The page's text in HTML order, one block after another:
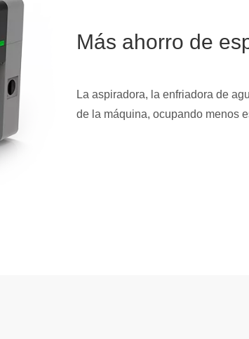
Más ahorro de
La aspiradora, la enfriadora de
de la máquina, ocupando menos